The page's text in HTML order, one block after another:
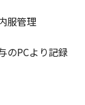
服管理
のPCより記録